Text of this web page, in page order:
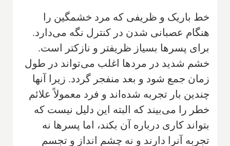
خط باریک و ظریفی که مرد خشمگین را
هنگام عصبانی شدن در کنترل نگه می‌دارد.
برای پسرها بسیاز ظریفتر و نازکتر است.
خشم شدید در مردها اغلب ‌می‌تواند در طول
زمان جمع شود و بعد منفجر گردد. زیرا آنها
چندین بار تجربه شده‌اند و فرد معمولاً علائم
خطر را می‌بیند که البته این دلیل نیست که
بتواند کاری درباره آن بکند، اما پسرها نه
تجربه آنرا دارند و نه چشم انداز و تجسم